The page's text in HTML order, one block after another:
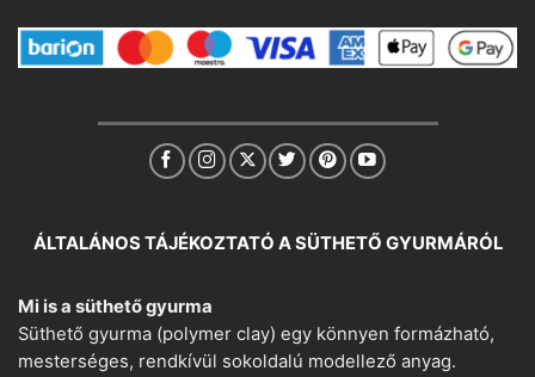
ÁLTALÁNOS TÁJÉKOZTATÓ A SÜTHETŐ GYURMÁRÓL
Mi is a süthető gyurma
Süthető gyurma (polymer clay) egy könnyen formázható,
mesterséges, rendkívül sokoldalú modellező anyag.